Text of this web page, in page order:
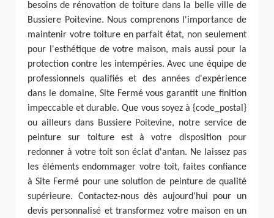
besoins de rénovation de toiture dans la belle ville de
Bussiere Poitevine. Nous comprenons l'importance de
maintenir votre toiture en parfait état, non seulement
pour l'esthétique de votre maison, mais aussi pour la
protection contre les intempéries. Avec une équipe de
professionnels qualifiés et des années d'expérience
dans le domaine, Site Fermé vous garantit une finition
impeccable et durable. Que vous soyez à {code_postal}
ou ailleurs dans Bussiere Poitevine, notre service de
peinture sur toiture est à votre disposition pour
redonner à votre toit son éclat d'antan. Ne laissez pas
les éléments endommager votre toit, faites confiance
à Site Fermé pour une solution de peinture de qualité
supérieure. Contactez-nous dès aujourd'hui pour un
devis personnalisé et transformez votre maison en un